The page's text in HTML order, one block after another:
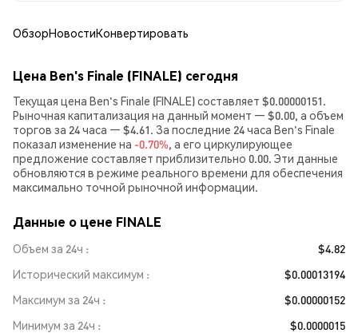
ОбзорНовостиКонвертировать
Цена Ben's Finale (FINALE) сегодня
Текущая цена Ben's Finale (FINALE) составляет $0.00000151.
Рыночная капитализация на данный момент — $0.00, а объем
торгов за 24 часа — $4.61. За последние 24 часа Ben's Finale
показал изменение на -0.70%, а его циркулирующее
предложение составляет приблизительно 0.00. Эти данные
обновляются в режиме реального времени для обеспечения
максимально точной рыночной информации.
Данные о цене FINALE
Объем за 24ч
$4.82
Исторический максимум
$0.00013194
Максимум за 24ч
$0.00000152
Минимум за 24ч
$0.0000015